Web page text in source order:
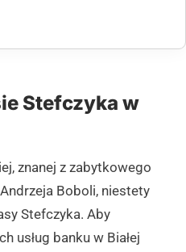
Stefczyka w
znanej z zabytkowego
Boboli, niestety
Stefczyka. Aby
usług banku w Białej